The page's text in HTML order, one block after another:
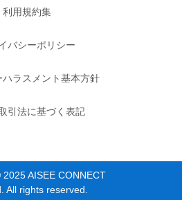
利用規約集
バシーポリシー
ハラスメント基本方針
引法に基づく表記
AISEE CONNECT
All rights reserved.